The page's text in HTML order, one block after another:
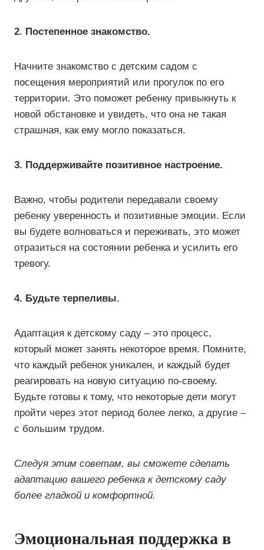
2. Постепенное знакомство.
Начните знакомство с детским садом с
посещения мероприятий или прогулок по его
территории. Это поможет ребенку привыкнуть к
новой обстановке и увидеть, что она не такая
страшная, как ему могло показаться.
3. Поддерживайте позитивное настроение.
Важно, чтобы родители передавали своему
ребенку уверенность и позитивные эмоции. Если
вы будете волноваться и переживать, это может
отразиться на состоянии ребенка и усилить его
тревогу.
4. Будьте терпеливы.
Адаптация к детскому саду – это процесс,
который может занять некоторое время. Помните,
что каждый ребенок уникален, и каждый будет
реагировать на новую ситуацию по-своему.
Будьте готовы к тому, что некоторые дети могут
пройти через этот период более легко, а другие –
с большим трудом.
Следуя этим советам, вы сможете сделать
адаптацию вашего ребенка к детскому саду
более гладкой и комфортной.
Эмоциональная поддержка в